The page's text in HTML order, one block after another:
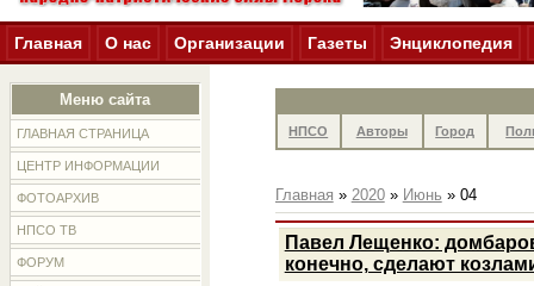
Главная О нас Организации Газеты Энциклопедия
Меню сайта
ГЛАВНАЯ СТРАНИЦА
ЦЕНТР ИНФОРМАЦИИ
ФОТОАРХИВ
НПСО ТВ
ФОРУМ
НПСО Авторы Город
Главная » 2020 » Июнь » 04
Павел Лещенко:
конечно, сделают